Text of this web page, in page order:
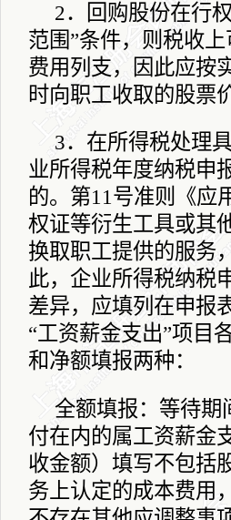
2．回购股份在行
范围”条件，则税收
费用列支，因此应按
时向职工收取的股票
3．在所得税处理
业所得税年度纳税申
的。第11号准则《应
权证等衍生工具或其
换取职工提供的服务
此，企业所得税纳税
差异，应填列在申报
“工资薪金支出”项目
和净额填报两种：
全额填报：等待期
付在内的属工资薪金
收金额）填写不包括
务上认定的成本费用